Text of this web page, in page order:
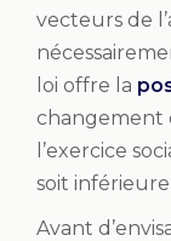
vecteurs de
loi offre la
changement
l’exercice
soit inférieure
Avant